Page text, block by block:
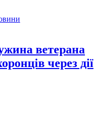
ветерана
через дії